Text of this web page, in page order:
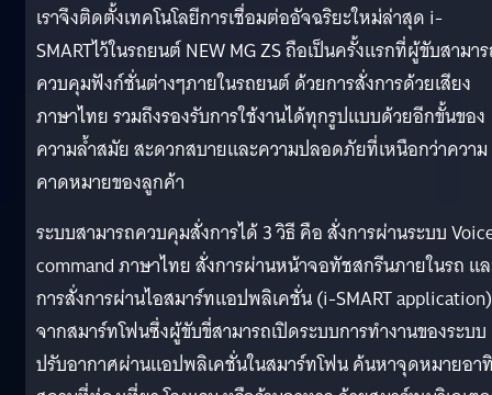
เราจึงติดตั้งเทคโนโลยีการเชื่อมต่ออัจฉริยะใหม่ล่าสุด i-
SMARTไว้ในรถยนต์ NEW MG ZS ถือเป็นครั้งแรกที่ผู้ขับสามา
ควบคุมฟังก์ชั่นต่างๆภายในรถยนต์ ด้วยการสั่งการด้วยเสียง
ภาษาไทย รวมถึงรองรับการใช้งานได้ทุกรูปแบบด้วยอีกขั้นของ
ความล้ำสมัย สะดวกสบายและความปลอดภัยที่เหนือกว่าความ
คาดหมายของลูกค้า
ระบบสามารถควบคุมสั่งการได้ 3 วิธี คือ สั่งการผ่านระบบ
command ภาษาไทย สั่งการผ่านหน้าจอทัชสกรีนภายในรถ แ
การสั่งการผ่านไอสมาร์ทแอปพลิเคชั่น (i-SMART application)
จากสมาร์ทโฟนซึ่งผู้ขับขี่สามารถเปิดระบบการทำงานของระบบ
ปรับอากาศผ่านแอปพลิเคชั่นในสมาร์ทโฟน ค้นหาจุดหมายอา